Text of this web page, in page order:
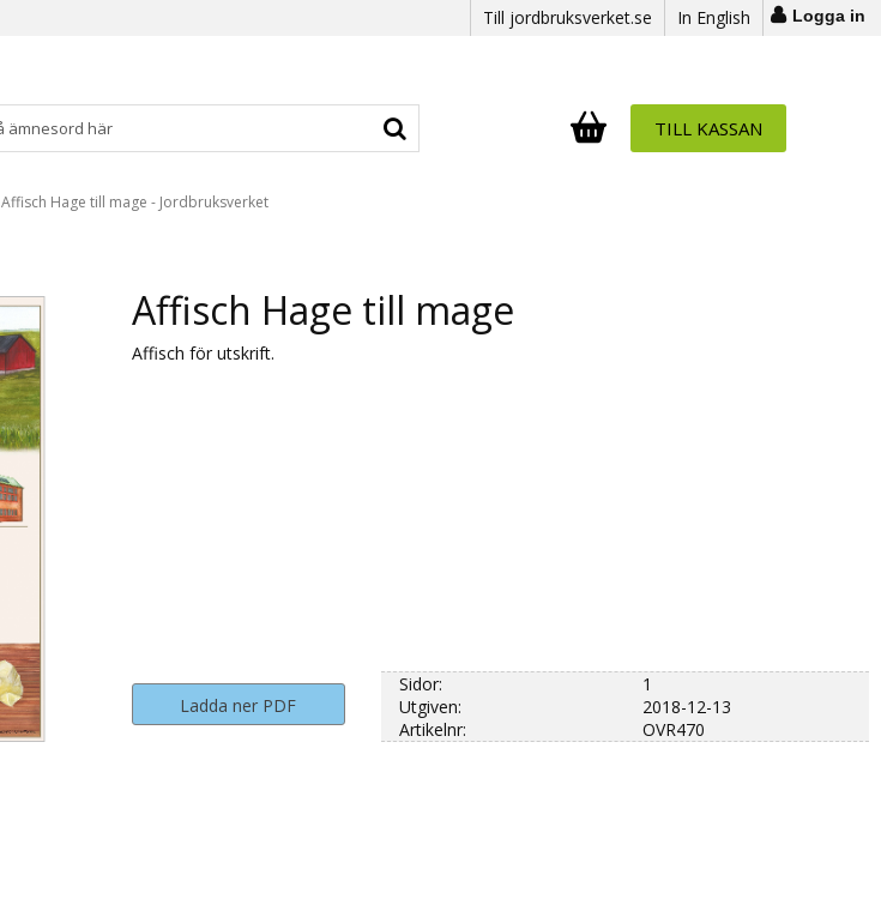
Till jordbruksverket.se In English Logga in
Antal i varukorg:
. TILL KASSAN
Affisch Hage till mage - Jordbruksverket
Affisch Hage till mage
Affisch för utskrift.
Ladda ner PDF
Sidor:
1
Utgiven:
2018-12-13
Artikelnr:
OVR470